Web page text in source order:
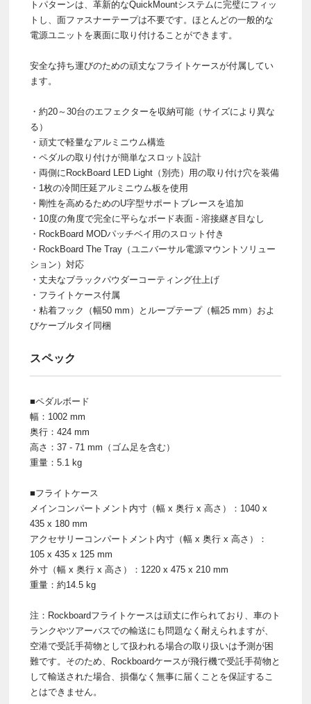
トパターンは、革新的なQuickMountシステムに完璧にフィッ
トし、面ファスナーテープは不要です。ほとんどの一般的な
電源ユニットを裏面に取り付けることができます。
安全な持ち運びのための頑丈なフライトケースが付属してい
ます。
・約20～30台のエフェクターを収納可能（サイズにより異な
る）
・頑丈で軽量なアルミニウム構造
・ペダルの取り付けが簡単なスロット設計
・両側にRockBoard LED Light（別売）用の取り付け穴を装備
・1枚の冷間圧延アルミニウム板を使用
・剛性を高めるためのU字型サポートブレースを追加
・10度の角度で完全に平らなボード表面 - 溶接継ぎ目なし
・RockBoard MODパッチベイ用のスロット付き
・RockBoard The Tray（ユニバーサル電源マウントソリュー
ション）対応
・丈夫なブラックパウダーコーティング仕上げ
・フライトケース付属
・粘着フック（幅50 mm）とループテープ（幅25 mm）およ
びケーブルタイ同梱
スペック
■ペダルボード
幅：1002 mm
奥行：424 mm
高さ：37 - 71 mm（ゴム足を含む）
重量：5.1 kg
■フライトケース
メインコンパートメント内寸（幅 x 奥行 x 高さ）：1040 x
435 x 180 mm
アクセサリーコンパートメント内寸（幅 x 奥行 x 高さ）：
105 x 435 x 125 mm
外寸（幅 x 奥行 x 高さ）：1220 x 475 x 210 mm
重量：約14.5 kg
注：Rockboardフライトケースは頑丈に作られており、車のト
ランクやツアーバスでの輸送にも問題なく耐えられますが、
空港で受託手荷物として扱われる場合の取り扱いは予測が困
難です。そのため、Rockboardケースが飛行機で受託手荷物と
して輸送された場合、損傷なく無事に届くことを保証するこ
とはできません。